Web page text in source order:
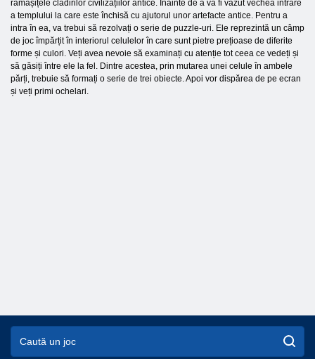
rămășițele clădirilor civilizațiilor antice. Înainte de a vă fi văzut vechea intrare
a templului la care este închisă cu ajutorul unor artefacte antice. Pentru a
intra în ea, va trebui să rezolvați o serie de puzzle-uri. Ele reprezintă un câmp
de joc împărțit în interiorul celulelor în care sunt pietre prețioase de diferite
forme și culori. Veți avea nevoie să examinați cu atenție tot ceea ce vedeți și
să găsiți între ele la fel. Dintre acestea, prin mutarea unei celule în ambele
părți, trebuie să formați o serie de trei obiecte. Apoi vor dispărea de pe ecran
și veți primi ochelari.